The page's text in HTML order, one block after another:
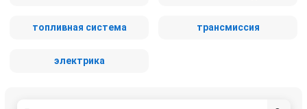
топливная система трансмиссия
электрика